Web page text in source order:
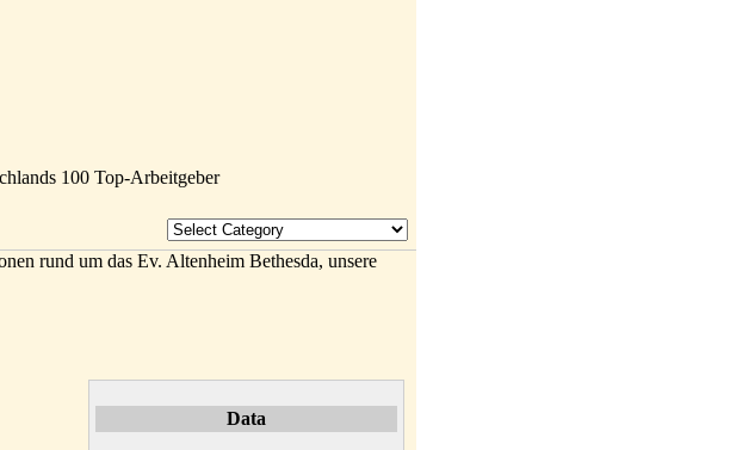
rund um das Ev. Altenheim Bethesda, unsere
Data